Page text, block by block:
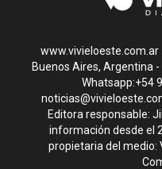
www.vivieloeste.com.ar
Buenos Aires, Argentina
Whatsapp:+54
Editora responsable:
información desde el
propietaria del medio: